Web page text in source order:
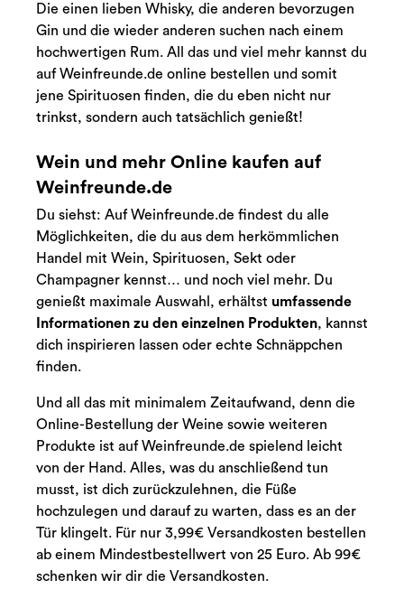
Die einen lieben Whisky, die anderen bevorzugen
Gin und die wieder anderen suchen nach einem
hochwertigen Rum. All das und viel mehr kannst du
auf Weinfreunde.de online bestellen und somit
jene Spirituosen finden, die du eben nicht nur
trinkst, sondern auch tatsächlich genießt!
Wein und mehr Online kaufen auf
Weinfreunde.de
Du siehst: Auf Weinfreunde.de findest du alle
Möglichkeiten, die du aus dem herkömmlichen
Handel mit Wein, Spirituosen, Sekt oder
Champagner kennst… und noch viel mehr. Du
genießt maximale Auswahl, erhältst umfassende
Informationen zu den einzelnen Produkten, kannst
dich inspirieren lassen oder echte Schnäppchen
finden.
Und all das mit minimalem Zeitaufwand, denn die
Online-Bestellung der Weine sowie weiteren
Produkte ist auf Weinfreunde.de spielend leicht
von der Hand. Alles, was du anschließend tun
musst, ist dich zurückzulehnen, die Füße
hochzulegen und darauf zu warten, dass es an der
Tür klingelt. Für nur 3,99€ Versandkosten bestellen
ab einem Mindestbestellwert von 25 Euro. Ab 99€
schenken wir dir die Versandkosten.